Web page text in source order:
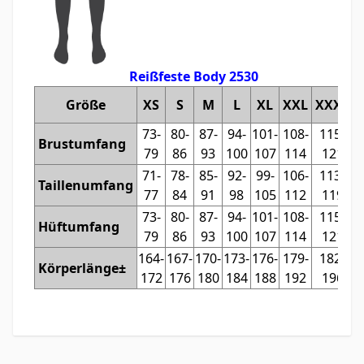
Reißfeste Body 2530
Größe
XS S M L XL XXL XXXL
Brustumfang
73-
79
80-
86
87-
93
94-
100
101-
107
108-
114
115-
121
Taillenumfang
71-
77
78-
84
85-
91
92-
98
99-
105
106-
112
113-
119
Hüftumfang
73-
79
80-
86
87-
93
94-
100
101-
107
108-
114
115-
121
Körperlänge±
164-
172
167-
176
170-
180
173-
184
176-
188
179-
192
182-
196